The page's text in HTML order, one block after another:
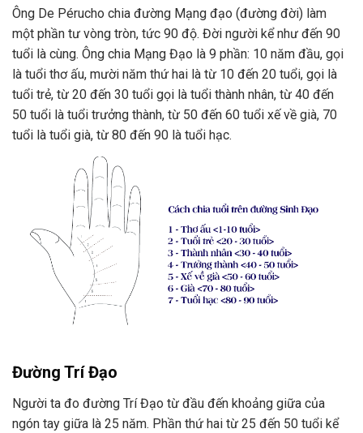
Ông De Pérucho chia đường Mạng đạo (đường đời) làm
một phần tư vòng tròn, tức 90 độ. Đời người kể như đến 90
tuổi là cùng. Ông chia Mạng Đạo là 9 phần: 10 năm đầu, gọi
là tuổi thơ ấu, mười năm thứ hai là từ 10 đến 20 tuổi, gọi là
tuổi trẻ, từ 20 đến 30 tuổi gọi là tuổi thành nhân, từ 40 đến
50 tuổi là tuổi trưởng thành, từ 50 đến 60 tuổi xế về già, 70
tuổi là tuổi già, từ 80 đến 90 là tuổi hạc.
Đường Trí Đạo
Người ta đo đường Trí Đạo từ đầu đến khoảng giữa của
ngón tay giữa là 25 năm. Phần thứ hai từ 25 đến 50 tuổi kể